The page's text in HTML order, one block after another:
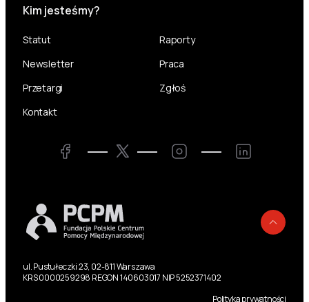
Kim jesteśmy?
Statut
Raporty
Newsletter
Praca
Przetargi
Zgłoś
Kontakt
Facebook Twitter Instagram LinkedIn
ul. Pustułeczki 23, 02-811 Warszawa
KRS 0000259298 REGON 140603017 NIP 5252371402
Polityka prywatności